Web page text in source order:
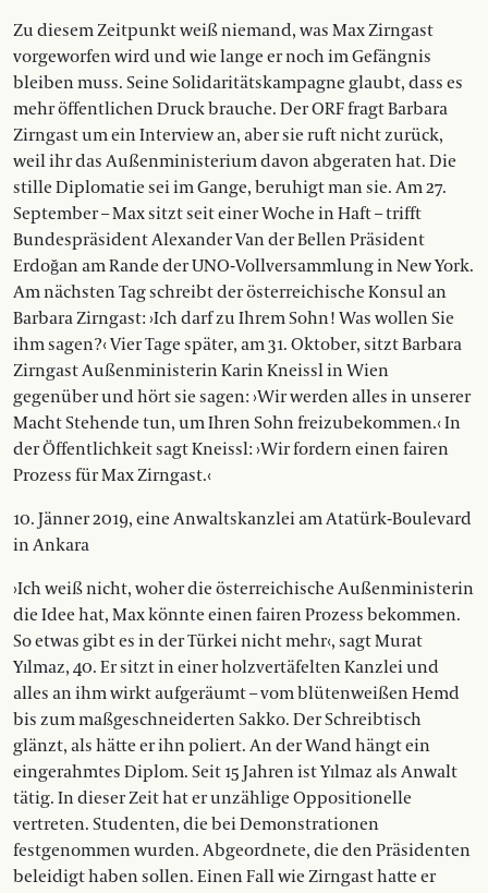
Zu diesem Zeitpunkt weiß niemand, was Max Zirngast
vorgeworfen wird und wie lange er noch im Gefängnis
bleiben muss. Seine Solidaritätskampagne glaubt, dass es
mehr öffentlichen Druck brauche. Der ORF fragt Barbara
Zirngast um ein Interview an, aber sie ruft nicht zurück,
weil ihr das Außenministerium davon abgeraten hat. Die
stille Diplomatie sei im Gange, beruhigt man sie. Am 27.
September – Max sitzt seit einer Woche in Haft – trifft
Bundespräsident Alexander Van der Bellen Präsident
Erdoğan am Rande der UNO-Vollversammlung in New York.
Am nächsten Tag schreibt der österreichische Konsul an
Barbara Zirngast: ›Ich darf zu Ihrem Sohn! Was wollen Sie
ihm sagen?‹ Vier Tage später, am 31. Oktober, sitzt Barbara
Zirngast Außenministerin Karin Kneissl in Wien
gegenüber und hört sie sagen: ›Wir werden alles in unserer
Macht Stehende tun, um Ihren Sohn freizubekommen.‹ In
der Öffentlichkeit sagt Kneissl: ›Wir fordern einen fairen
Prozess für Max Zirngast.‹
10. Jänner 2019, eine Anwaltskanzlei am Atatürk-Boulevard
in Ankara
›Ich weiß nicht, woher die österreichische Außenministerin
die Idee hat, Max könnte einen fairen Prozess bekommen.
So etwas gibt es in der Türkei nicht mehr‹, sagt Murat
Yılmaz, 40. Er sitzt in einer holzvertäfelten Kanzlei und
alles an ihm wirkt aufgeräumt – vom blütenweißen Hemd
bis zum maßgeschneiderten Sakko. Der Schreibtisch
glänzt, als hätte er ihn poliert. An der Wand hängt ein
eingerahmtes Diplom. Seit 15 Jahren ist Yılmaz als Anwalt
tätig. In dieser Zeit hat er unzählige Oppositionelle
vertreten. Studenten, die bei Demonstrationen
festgenommen wurden. Abgeordnete, die den Präsidenten
beleidigt haben sollen. Einen Fall wie Zirngast hatte er